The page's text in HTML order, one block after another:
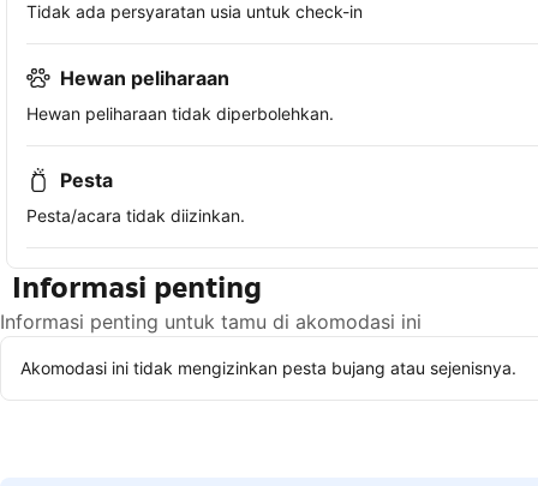
Tidak ada persyaratan usia untuk check-in
Hewan peliharaan
Hewan peliharaan tidak diperbolehkan.
Pesta
Pesta/acara tidak diizinkan.
Informasi penting
Informasi penting untuk tamu di akomodasi ini
Akomodasi ini tidak mengizinkan pesta bujang atau sejenisnya.